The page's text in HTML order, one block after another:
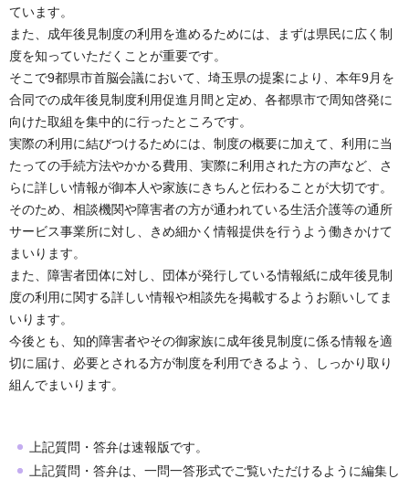
ています。
また、成年後見制度の利用を進めるためには、まずは県民に広く制
度を知っていただくことが重要です。
そこで9都県市首脳会議において、埼玉県の提案により、本年9月を
合同での成年後見制度利用促進月間と定め、各都県市で周知啓発に
向けた取組を集中的に行ったところです。
実際の利用に結びつけるためには、制度の概要に加えて、利用に当
たっての手続方法やかかる費用、実際に利用された方の声など、さ
らに詳しい情報が御本人や家族にきちんと伝わることが大切です。
そのため、相談機関や障害者の方が通われている生活介護等の通所
サービス事業所に対し、きめ細かく情報提供を行うよう働きかけて
まいります。
また、障害者団体に対し、団体が発行している情報紙に成年後見制
度の利用に関する詳しい情報や相談先を掲載するようお願いしてま
いります。
今後とも、知的障害者やその御家族に成年後見制度に係る情報を適
切に届け、必要とされる方が制度を利用できるよう、しっかり取り
組んでまいります。
上記質問・答弁は速報版です。
上記質問・答弁は、一問一答形式でご覧いただけるように編集し